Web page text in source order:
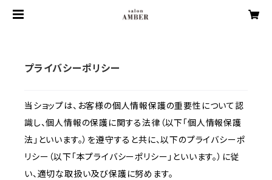
プライバシーポリシー
当ショップは、お客様の個人情報保護の重要性について認
識し、個人情報の保護に関する法律（以下「個人情報保護
法」といいます。）を遵守すると共に、以下のプライバシーポ
リシー（以下「本プライバシーポリシー」といいます。）に従
い、適切な取扱い及び保護に努めます。